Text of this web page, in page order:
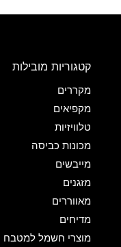
קטגוריות מובילות
מקררים
מקפיאים
טלוויזיות
מכונות כביסה
מייבשים
מזגנים
מאווררים
מדיחים
מוצרי חשמל למטבח